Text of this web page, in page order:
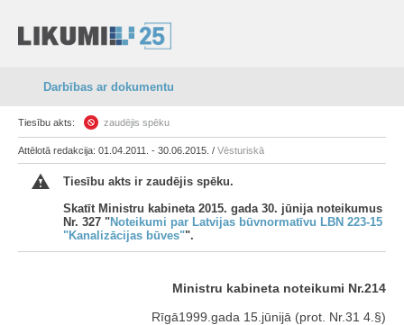
Darbības ar dokumentu
Tiesību akts: zaudējis spēku
Attēlotā redakcija: 01.04.2011. - 30.06.2015. / Vēsturiskā
Tiesību akts ir zaudējis spēku.
Skatīt Ministru kabineta 2015. gada 30. jūnija noteikumus
Nr. 327 "Noteikumi par Latvijas būvnormatīvu LBN 223-15
"Kanalizācijas būves"".
Ministru kabineta noteikumi Nr.214
Rīgā1999.gada 15.jūnijā (prot. Nr.31 4.§)